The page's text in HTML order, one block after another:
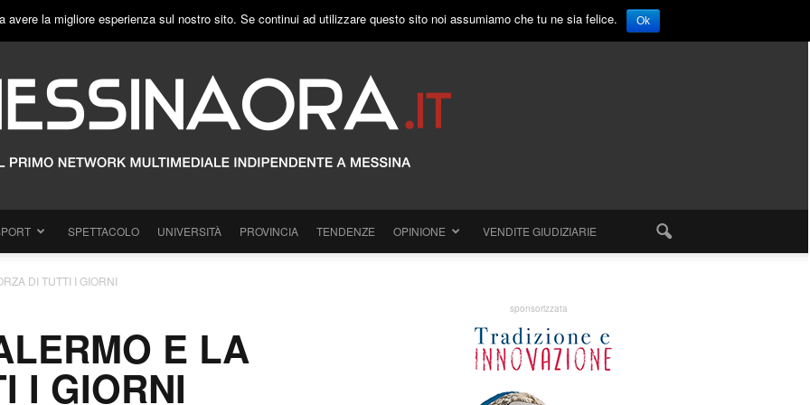
SPETTACOLO UNIVERSITÀ PROVINCIA TENDENZE OPINIONE VENDITE GIUDIZIARIE
DI TUTTI I GIORNI
E LA
I GIORNI
sponsorizzata
la migliore esperienza sul nostro sito. Se continui ad utilizzare questo sito noi assumiamo che tu ne sia felice. Ok